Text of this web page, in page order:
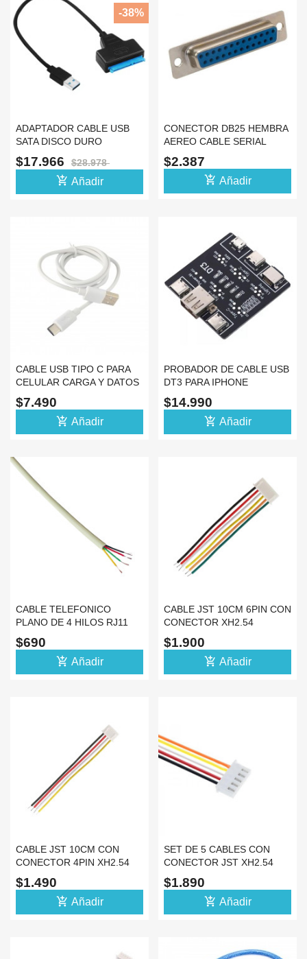
ADAPTADOR CABLE USB
SATA DISCO DURO
EXTERNO SSD
CONVERTIDOR
$17.966 $28.978
add_shopping_cart Añadir
-38%
CONECTOR DB25 HEMBRA
AEREO CABLE SERIAL
RS25 O PARALELO
$2.387
add_shopping_cart Añadir
CABLE USB TIPO C PARA
CELULAR CARGA Y DATOS
1M
$7.490
add_shopping_cart Añadir
PROBADOR DE CABLE USB
DT3 PARA IPHONE
ANDROID TIPO C
$14.990
add_shopping_cart Añadir
CABLE TELEFONICO
PLANO DE 4 HILOS RJ11
BEIGE POR METRO
$690
add_shopping_cart Añadir
CABLE JST 10CM 6PIN CON
CONECTOR XH2.54
$1.900
add_shopping_cart Añadir
CABLE JST 10CM CON
CONECTOR 4PIN XH2.54
$1.490
add_shopping_cart Añadir
SET DE 5 CABLES CON
CONECTOR JST XH2.54
5PIN 10CM
$1.890
add_shopping_cart Añadir